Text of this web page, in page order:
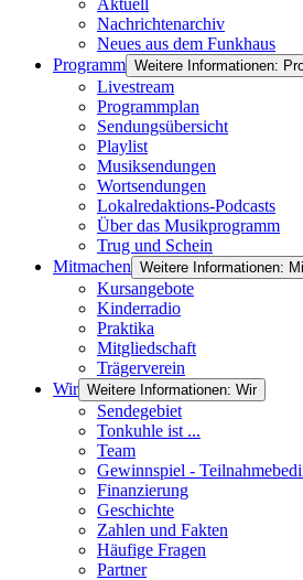
Aktuell
Nachrichtenarchiv
Neues aus dem Funkhaus
Programm Weitere Informationen:
Livestream
Programmplan
Sendungsübersicht
Playlist
Musiksendungen
Wortsendungen
Lokalredaktions-Podcasts
Über das Musikprogramm
Trug und Schein
Mitmachen Weitere Informationen:
Kursangebote
Kinderradio
Praktika
Mitgliedschaft
Trägerverein
Wir Weitere Informationen: Wir
Sendegebiet
Tonkuhle ist ...
Team
Gewinnspiel -
Finanzierung
Geschichte
Zahlen und Fakten
Häufige Fragen
Partner